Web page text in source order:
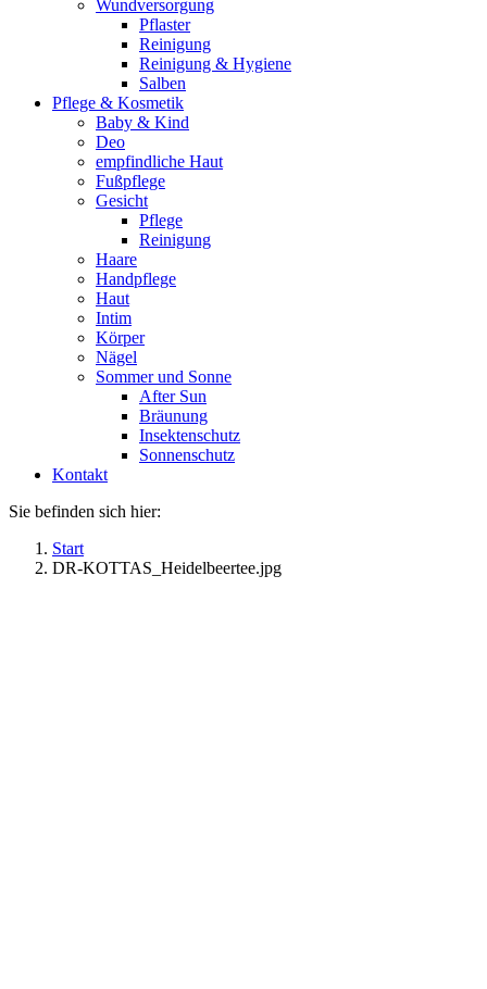
Wundversorgung
Pflaster
Reinigung
Reinigung & Hygiene
Salben
Pflege & Kosmetik
Baby & Kind
Deo
empfindliche Haut
Fußpflege
Gesicht
Pflege
Reinigung
Haare
Handpflege
Haut
Intim
Körper
Nägel
Sommer und Sonne
After Sun
Bräunung
Insektenschutz
Sonnenschutz
Kontakt
Sie befinden sich hier:
Start
DR-KOTTAS_Heidelbeertee.jpg